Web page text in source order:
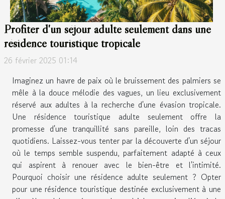
Profiter d'un séjour adulte seulement dans une
résidence touristique tropicale
26 février 2025 01:14
Imaginez un havre de paix où le bruissement des palmiers se
mêle à la douce mélodie des vagues, un lieu exclusivement
réservé aux adultes à la recherche d'une évasion tropicale.
Une résidence touristique adulte seulement offre la
promesse d'une tranquillité sans pareille, loin des tracas
quotidiens. Laissez-vous tenter par la découverte d'un séjour
où le temps semble suspendu, parfaitement adapté à ceux
qui aspirent à renouer avec le bien-être et l'intimité.
Pourquoi choisir une résidence adulte seulement ? Opter
pour une résidence touristique destinée exclusivement à une